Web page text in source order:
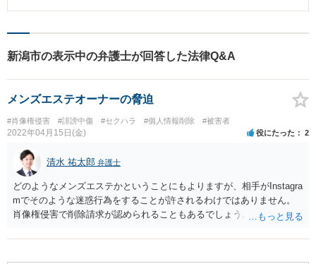
に重要です。 まだ世にないビジネスの内容を瞬時に理解し、ビジネス面・法
律面の両方で適切な助言を行い、ビジネスを加速するために必要なリソース
果】 顧問弁護士が、A社から事業概要のヒアリングを行い、リーガルチェッ
業と抵触する可能性のある規制法のポイント、ビジネスモデルの一部変更の
アドバイスを行いました。 【解決のポイント】 顧問弁護士への相談から半年
てしまいました。 A社は、新規事業を始める前に、気軽に顧問弁護士に相談
避を行うことができました。
新潟市の表示中の弁護士が回答した法律Q&A
メンズエステオーナーの脅迫
#肖像権侵害 #誹謗中傷 #セクハラ #個人情報削除 #被害者
2022年04月15日(金) 役にたった 2
清水 祐太郎 弁護士
どのようなメンズエステかということにもよりますが、相手がInstagra
mでそのような迷惑行為をすることが許されるわけではありません。
肖像権侵害で削除請求が認められることもあるでしょう。 また、LINE
れることはあり得ます。 メンズエステの場合、警察などに弱いところ